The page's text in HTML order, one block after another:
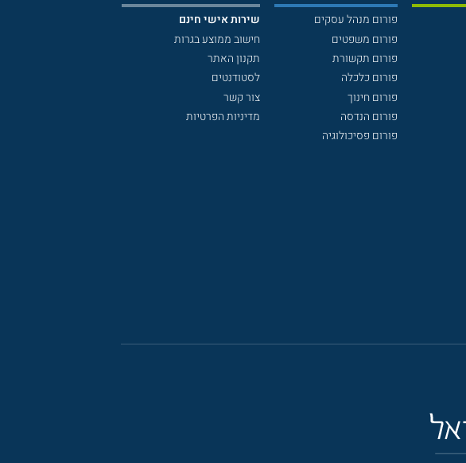
פורום מנהל עסקים
פורום משפטים
פורום תקשורת
פורום כלכלה
פורום חינוך
פורום הנדסה
פורום פסיכולוגיה
שירות אישי חינם
חישוב ממוצע בגרות
תקנון האתר
לסטודנטים
צור קשר
מדיניות הפרטיות